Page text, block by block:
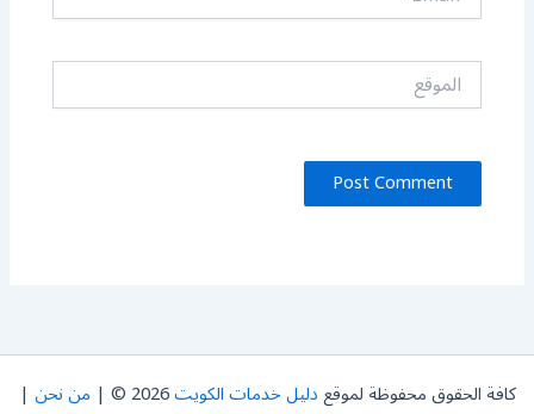
الموقع
كافة الحقوق محفوظة لموقعدليل خدمات الكويت2026 © | من نحن |